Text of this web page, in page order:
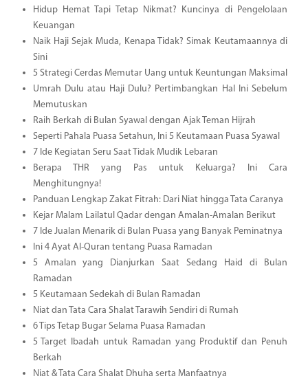
Hidup Hemat Tapi Tetap Nikmat? Kuncinya di Pengelolaan
Keuangan
Naik Haji Sejak Muda, Kenapa Tidak? Simak Keutamaannya di
Sini
5 Strategi Cerdas Memutar Uang untuk Keuntungan Maksimal
Umrah Dulu atau Haji Dulu? Pertimbangkan Hal Ini Sebelum
Memutuskan
Raih Berkah di Bulan Syawal dengan Ajak Teman Hijrah
Seperti Pahala Puasa Setahun, Ini 5 Keutamaan Puasa Syawal
7 Ide Kegiatan Seru Saat Tidak Mudik Lebaran
Berapa THR yang Pas untuk Keluarga? Ini Cara
Menghitungnya!
Panduan Lengkap Zakat Fitrah: Dari Niat hingga Tata Caranya
Kejar Malam Lailatul Qadar dengan Amalan-Amalan Berikut
7 Ide Jualan Menarik di Bulan Puasa yang Banyak Peminatnya
Ini 4 Ayat Al-Quran tentang Puasa Ramadan
5 Amalan yang Dianjurkan Saat Sedang Haid di Bulan
Ramadan
5 Keutamaan Sedekah di Bulan Ramadan
Niat dan Tata Cara Shalat Tarawih Sendiri di Rumah
6 Tips Tetap Bugar Selama Puasa Ramadan
5 Target Ibadah untuk Ramadan yang Produktif dan Penuh
Berkah
Niat & Tata Cara Shalat Dhuha serta Manfaatnya